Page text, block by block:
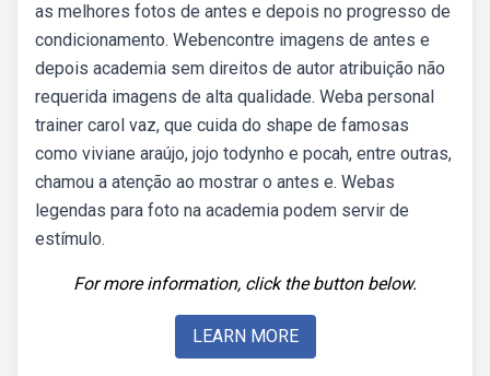
as melhores fotos de antes e depois no progresso de
condicionamento. Webencontre imagens de antes e
depois academia sem direitos de autor atribuição não
requerida imagens de alta qualidade. Weba personal
trainer carol vaz, que cuida do shape de famosas
como viviane araújo, jojo todynho e pocah, entre outras,
chamou a atenção ao mostrar o antes e. Webas
legendas para foto na academia podem servir de
estímulo.
For more information, click the button below.
LEARN MORE